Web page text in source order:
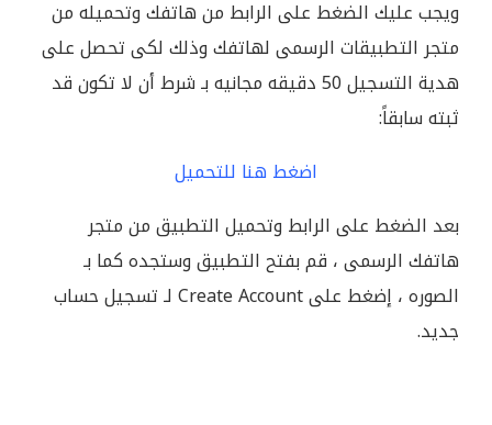
ويجب عليك الضغط على الرابط من هاتفك وتحميله من
متجر التطبيقات الرسمى لهاتفك وذلك لكى تحصل على
هدية التسجيل 50 دقيقه مجانيه بـ شرط أن لا تكون قد
ثبته سابقاً:
اضغط هنا للتحميل
بعد الضغط على الرابط وتحميل التطبيق من متجر
هاتفك الرسمى ، قم بفتح التطبيق وستجده كما بـ
الصوره ، إضغط على Create Account لـ تسجيل حساب
جديد.